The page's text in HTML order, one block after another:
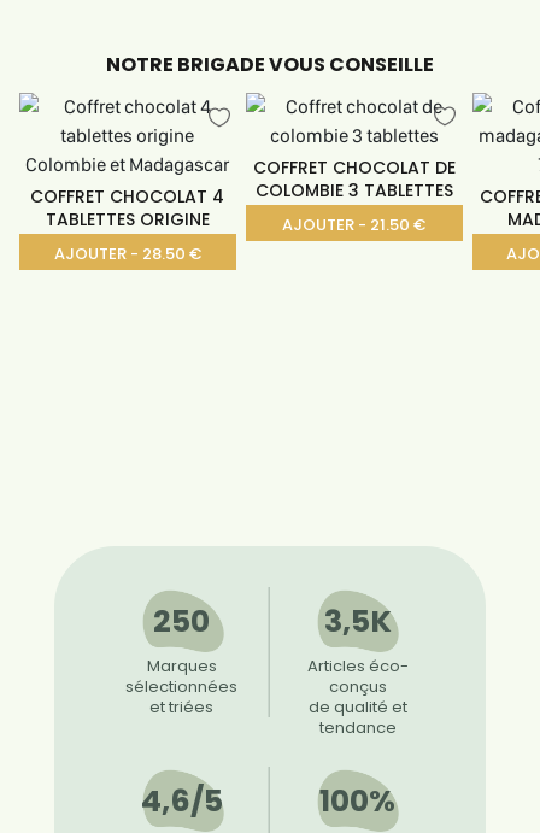
NOTRE BRIGADE VOUS CONSEILLE
COFFRET CHOCOLAT 4
TABLETTES ORIGINE
AJOUTER - 28.50 €
COFFRET CHOCOLAT DE
COLOMBIE 3 TABLETTES
AJOUTER - 21.50 €
250
Marques
sélectionnées
et triées
3,5K
Articles éco-
conçus
de qualité et
tendance
4,6/5 100%